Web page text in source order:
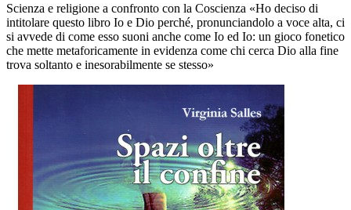
Scienza e religione a confronto con la Coscienza «Ho deciso di
intitolare questo libro Io e Dio perché, pronunciandolo a voce alta, ci
si avvede di come esso suoni anche come Io ed Io: un gioco fonetico
che mette metaforicamente in evidenza come chi cerca Dio alla fine
trova soltanto e inesorabilmente se stesso»